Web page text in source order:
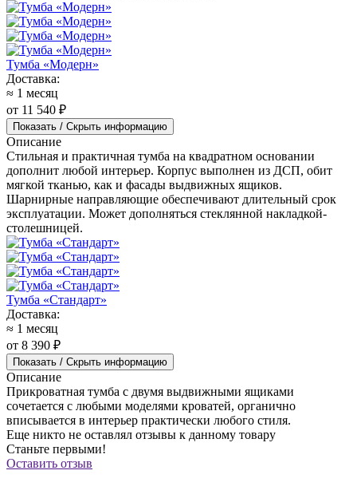
Тумба «Модерн»
Доставка:
≈ 1 месяц
от 11 540 ₽
Показать / Скрыть информацию
Описание
Стильная и практичная тумба на квадратном основании
дополнит любой интерьер. Корпус выполнен из ДСП, обит
мягкой тканью, как и фасады выдвижных ящиков.
Шарнирные направляющие обеспечивают длительный срок
эксплуатации. Может дополняться стеклянной накладкой-
столешницей.
Тумба «Стандарт»
Доставка:
≈ 1 месяц
от 8 390 ₽
Показать / Скрыть информацию
Описание
Прикроватная тумба с двумя выдвижными ящиками
сочетается с любыми моделями кроватей, органично
вписывается в интерьер практически любого стиля.
Еще никто не оставлял отзывы к данному товару
Станьте первыми!
Оставить отзыв